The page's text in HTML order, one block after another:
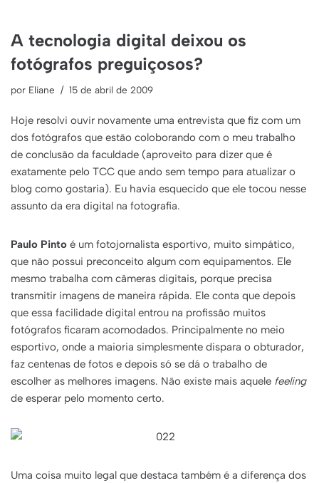
A tecnologia digital deixou os
fotógrafos preguiçosos?
por Eliane 15 de abril de 2009
Hoje resolvi ouvir novamente uma entrevista que fiz com um
dos fotógrafos que estão coloborando com o meu trabalho
de conclusão da faculdade (aproveito para dizer que é
exatamente pelo TCC que ando sem tempo para atualizar o
blog como gostaria). Eu havia esquecido que ele tocou nesse
assunto da era digital na fotografia.
Paulo Pinto é um fotojornalista esportivo, muito simpático,
que não possui preconceito algum com equipamentos. Ele
mesmo trabalha com câmeras digitais, porque precisa
transmitir imagens de maneira rápida. Ele conta que depois
que essa facilidade digital entrou na profissão muitos
fotógrafos ficaram acomodados. Principalmente no meio
esportivo, onde a maioria simplesmente dispara o obturador,
faz centenas de fotos e depois só se dá o trabalho de
escolher as melhores imagens. Não existe mais aquele feeling
de esperar pelo momento certo.
Uma coisa muito legal que destaca também é a diferença dos